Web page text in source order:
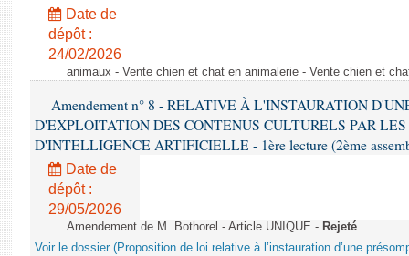
Date de
dépôt :
24/02/2026
animaux - Vente chien et chat en animalerie - Vente chien et
Amendement n° 8 - RELATIVE À L'INSTAURATION
D'EXPLOITATION DES CONTENUS CULTURELS PAR LES
D'INTELLIGENCE ARTIFICIELLE - 1ère lecture (2ème
Date de
dépôt :
29/05/2026
Amendement de M. Bothorel - Article UNIQUE - Rejeté
Voir le dossier (Proposition de loi relative à l’instauration d’une